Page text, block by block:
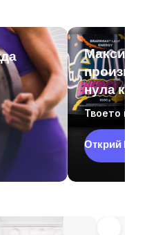
нула
Твоето
Открий